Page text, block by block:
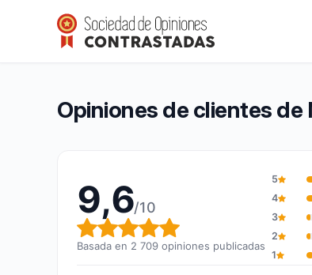
Nutri-bay
Calificación global: 9,6 de 10
9,6/10(2 709 opiniones)
Opiniones de clientes
9,6/10
Calificación global: 9,6
Basada en 2 709 opiniones publicadas
5
4
3
2
1